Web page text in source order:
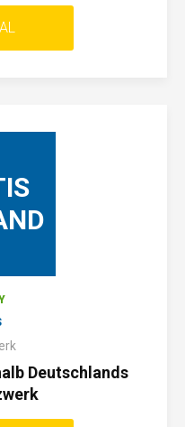
Deutschlands